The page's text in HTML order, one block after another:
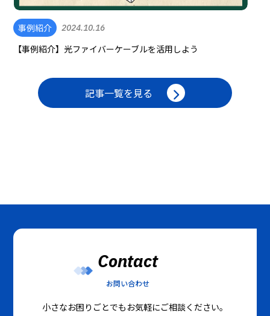
事例紹介 2024.10.16
【事例紹介】光ファイバーケーブルを活用しよう
記事一覧を見る
Contact
お問い合わせ
小さなお困りごとでもお気軽にご相談ください。